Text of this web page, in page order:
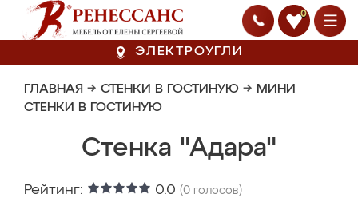
0
ЭЛЕКТРОУГЛИ
ГЛАВНАЯ → СТЕНКИ В ГОСТИНУЮ → МИНИ
СТЕНКИ В ГОСТИНУЮ
Стенка "Адара"
Рейтинг: 0.0 (0 голосов)